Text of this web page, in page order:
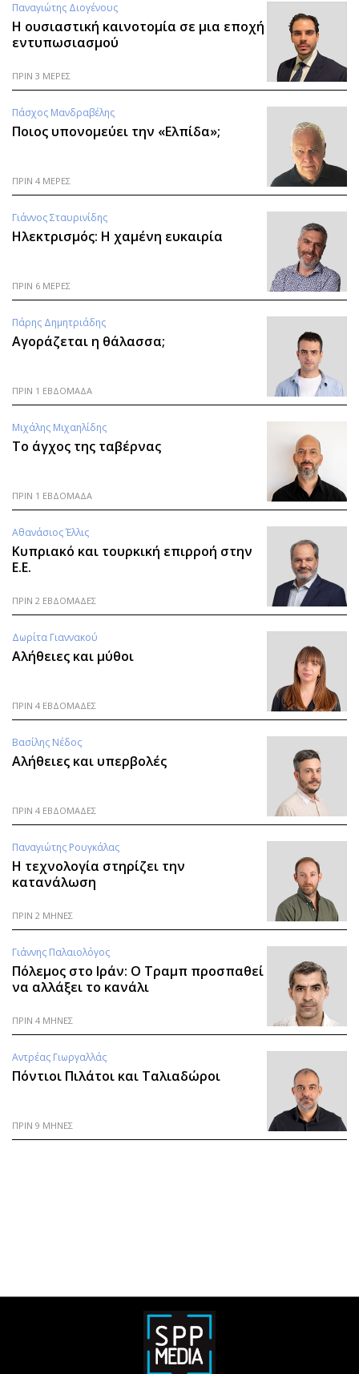
Παναγιώτης Διογένους
Η ουσιαστική καινοτομία σε μια εποχή
εντυπωσιασμού
ΠΡΙΝ 3 ΜΕΡΕΣ
Πάσχος Μανδραβέλης
Ποιος υπονομεύει την «Ελπίδα»;
ΠΡΙΝ 4 ΜΕΡΕΣ
Γιάννος Σταυρινίδης
Ηλεκτρισμός: Η χαμένη ευκαιρία
ΠΡΙΝ 6 ΜΕΡΕΣ
Πάρης Δημητριάδης
Αγοράζεται η θάλασσα;
ΠΡΙΝ 1 ΕΒΔΟΜΑΔΑ
Μιχάλης Μιχαηλίδης
Το άγχος της ταβέρνας
ΠΡΙΝ 1 ΕΒΔΟΜΑΔΑ
Αθανάσιος Έλλις
Κυπριακό και τουρκική επιρροή στην
Ε.Ε.
ΠΡΙΝ 2 ΕΒΔΟΜΑΔΕΣ
Δωρίτα Γιαννακού
Αλήθειες και μύθοι
ΠΡΙΝ 4 ΕΒΔΟΜΑΔΕΣ
Βασίλης Νέδος
Αλήθειες και υπερβολές
ΠΡΙΝ 4 ΕΒΔΟΜΑΔΕΣ
Παναγιώτης Ρουγκάλας
Η τεχνολογία στηρίζει την
κατανάλωση
ΠΡΙΝ 2 ΜΗΝΕΣ
Γιάννης Παλαιολόγος
Πόλεμος στο Ιράν: Ο Τραμπ προσπαθεί
να αλλάξει το κανάλι
ΠΡΙΝ 4 ΜΗΝΕΣ
Αντρέας Γιωργαλλάς
Πόντιοι Πιλάτοι και Ταλιαδώροι
ΠΡΙΝ 9 ΜΗΝΕΣ